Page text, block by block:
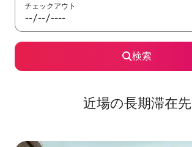
チェックアウト
検索
近場の長期滞在先